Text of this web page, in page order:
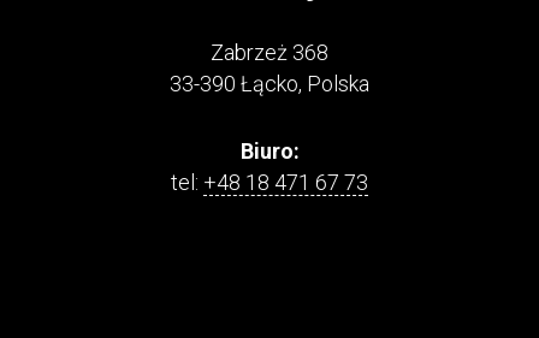
Zabrzeż 368
33-390 Łącko, Polska
Biuro:
tel: +48 18 471 67 73